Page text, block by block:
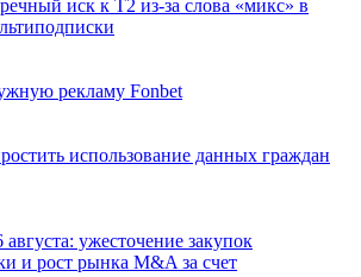
иск к Т2 из-за слова «микс» в
рекламу Fonbet
использование данных граждан
ужесточение закупок
и рост рынка M&A за счет